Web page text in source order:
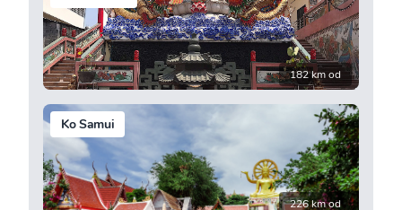
182 km od
Ko Samui
226 km od